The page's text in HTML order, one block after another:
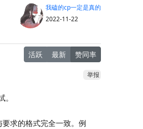
我磕的cp一定是真的
2022-11-22
活跃 最新 赞同率
举报
。
求的格式完全一致。例